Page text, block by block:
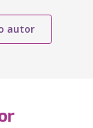
autor